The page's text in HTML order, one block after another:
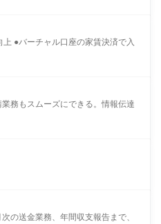
●バーチャル口座の家賃決済で入
務もスムーズにできる。情報伝達
の送金業務、年間収支報告まで、